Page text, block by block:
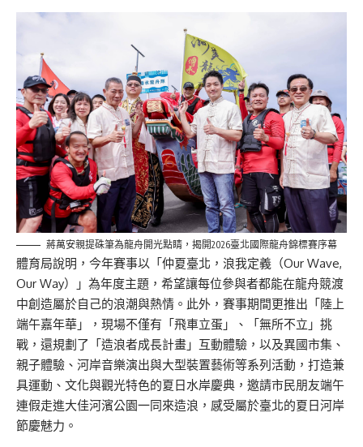
蔣萬安親提硃筆為龍舟開光點睛，揭開2026臺北國際龍舟錦標賽序幕
體育局說明，今年賽事以「仲夏臺北，浪我定義（Our Wave,
Our Way）」為年度主題，希望讓每位參與者都能在龍舟競渡
中創造屬於自己的浪潮與熱情。此外，賽事期間更推出「陸上
端午嘉年華」，現場不僅有「飛車立蛋」、「無所不立」挑
戰，還規劃了「造浪者成長計畫」互動體驗，以及異國市集、
親子體驗、河岸音樂演出與大型裝置藝術等系列活動，打造兼
具運動、文化與觀光特色的夏日水岸慶典，邀請市民朋友端午
連假走進大佳河濱公園一同來造浪，感受屬於臺北的夏日河岸
節慶魅力。